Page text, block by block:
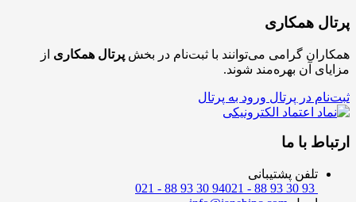
پرتال همکاری
همکاران گرامی می‌توانند با ثبت‌نام در بخش پرتال همکاری از
مزایای آن بهره‌مند شوند.
ثبت‌نام در پرتال ورود به پرتال
ارتباط با ما
تلفن پشتیبانی
021 - 88 93 30 93
021 - 88 93 30 94